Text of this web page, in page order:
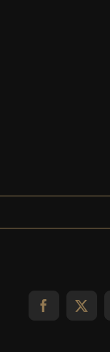
Facebook
X